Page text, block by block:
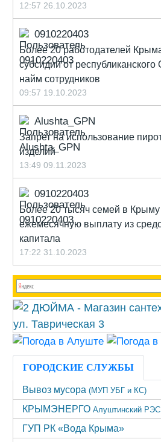
12:57 26.10.2023
0910220403
Более 20 работодателей
субсидии от
найм сотрудников
09:57 19.10.2023
Alushta_GPN
Запрет на использование
изделий
13:49 09.11.2023
0910220403
Более 20 тысяч семей в
ежемесячную выплату из
капитала
17:22 31.10.2023
ГОРОДСКИЕ СЛУЖБЫ
Вывоз мусора (МУП УБГ и КС)
КРЫМЭНЕРГО Алуштинский РЭС
ГУП РК «Вода Крыма»